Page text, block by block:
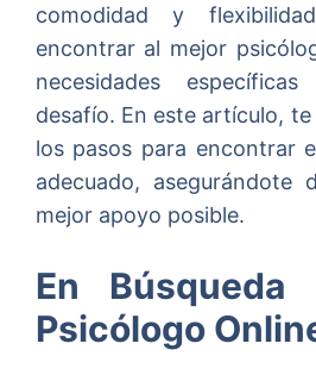
comodidad y
encontrar al mejor
necesidades
desafío. En este artículo,
los pasos para encontrar
adecuado, asegurándote
mejor apoyo posible.
En Búsqueda
Psicólogo